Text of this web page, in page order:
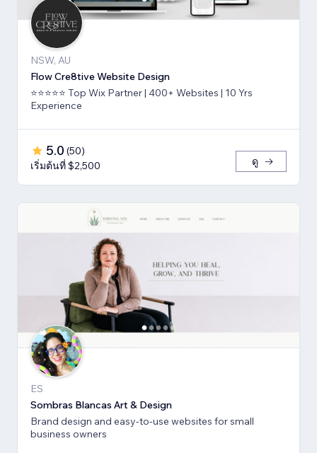
NSW, AU
Flow Cre8tive Website Design
⭐⭐⭐⭐⭐ Top Wix Partner | 400+ Websites | 10 Yrs
Experience
5.0 (50)
เริ่มต้นที่ $2,500
ดู
ES
Sombras Blancas Art & Design
Brand design and easy-to-use websites for small
business owners